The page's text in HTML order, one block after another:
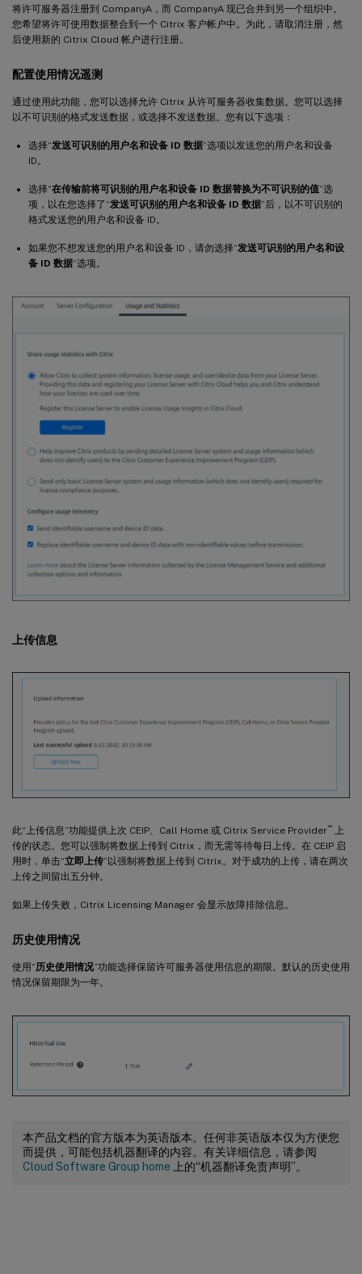
将许可服务器注册到 CompanyA，而 CompanyA 现已合并到另一个组织中。
您希望将许可使用数据整合到一个 Citrix 客户帐户中。为此，请取消注册，然
后使用新的 Citrix Cloud 帐户进行注册。
配置使用情况遥测
通过使用此功能，您可以选择允许 Citrix 从许可服务器收集数据。您可以选择
以不可识别的格式发送数据，或选择不发送数据。您有以下选项：
选择“发送可识别的用户名和设备 ID 数据”选项以发送您的用户名和设备
ID。
选择“在传输前将可识别的用户名和设备 ID 数据替换为不可识别的值”选
项，以在您选择了“发送可识别的用户名和设备 ID 数据”后，以不可识别的
格式发送您的用户名和设备 ID。
如果您不想发送您的用户名和设备 ID，请勿选择“发送可识别的用户名和设
备 ID 数据”选项。
上传信息
此“上传信息”功能提供上次 CEIP、Call Home 或 Citrix Service Provider™
上
传的状态。您可以强制将数据上传到 Citrix，而无需等待每日上传。在 CEIP 启
用时，单击“立即上传”以强制将数据上传到 Citrix。对于成功的上传，请在两次
上传之间留出五分钟。
如果上传失败，Citrix Licensing Manager 会显示故障排除信息。
历史使用情况
使用“历史使用情况”功能选择保留许可服务器使用信息的期限。默认的历史使用
情况保留期限为一年。
本产品文档的官方版本为英语版本。任何非英语版本仅为方便您
而提供，可能包括机器翻译的内容。有关详细信息，请参阅
Cloud Software Group home 上的“机器翻译免责声明”。